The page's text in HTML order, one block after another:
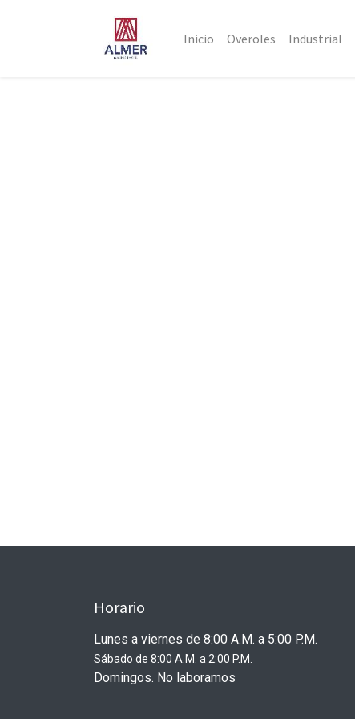
Inicio Overoles Industrial
Horario
Lunes a viernes de 8:00 A.M. a 5:00 P.M.
Sábado de 8:00 A.M. a 2:00 P.M.
Domingos. No laboramos